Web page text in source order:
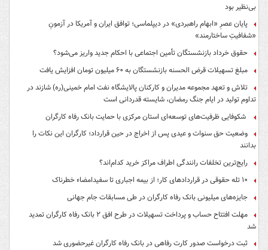
بی‌نظیر بود
پایان عصرِ «ابهام راهبردی» در دیپلماسی؛ توافق ایران و آمریکا در آزمونِ
«شفافیتِ ساختارمند»
حقوق خرداد بازنشستگان تأمین اجتماعی با احکام جدید واریز می‌شود؟
مبلغ تسهیلات قرض الحسنه بازنشستگان به ۶۰ میلیون تومان افزایش یافت
تلاش و تعهد مجموعه مدیران و کارکنان پالایشگاه نفت امام خمینی(ره) شازند در
تداوم تولید در ایام جنگ رمضان، شایسته قدردانی است
شکوفایی ظرفیت‌های توسعه‌ای استان مرکزی با حمایت بانک رفاه کارگران
وضعیت حق سنوات و عیدی پس از اخراج در حین قرارداد؛ کارگران این نکات را
بدانند
رایج‌ترین تخلفات رانندگی اطراف مراکز خرید کدام‌اند؟
۱۰ تله حقوقی در قراردادهای کار؛ از بیمه اجباری تا سفیدامضاء خطرناک
جایزه‌های میلیونی بانک رفاه کارگران در طی مسابقات جام جهانی
مهلت افتتاح حساب و پرداخت تسهیلات در طرح افق ۲ بانک رفاه کارگران تمدید
شد
ثبت درخواست صدور کارت رفاهی در بانک رفاه کارگران غیرحضوری شد